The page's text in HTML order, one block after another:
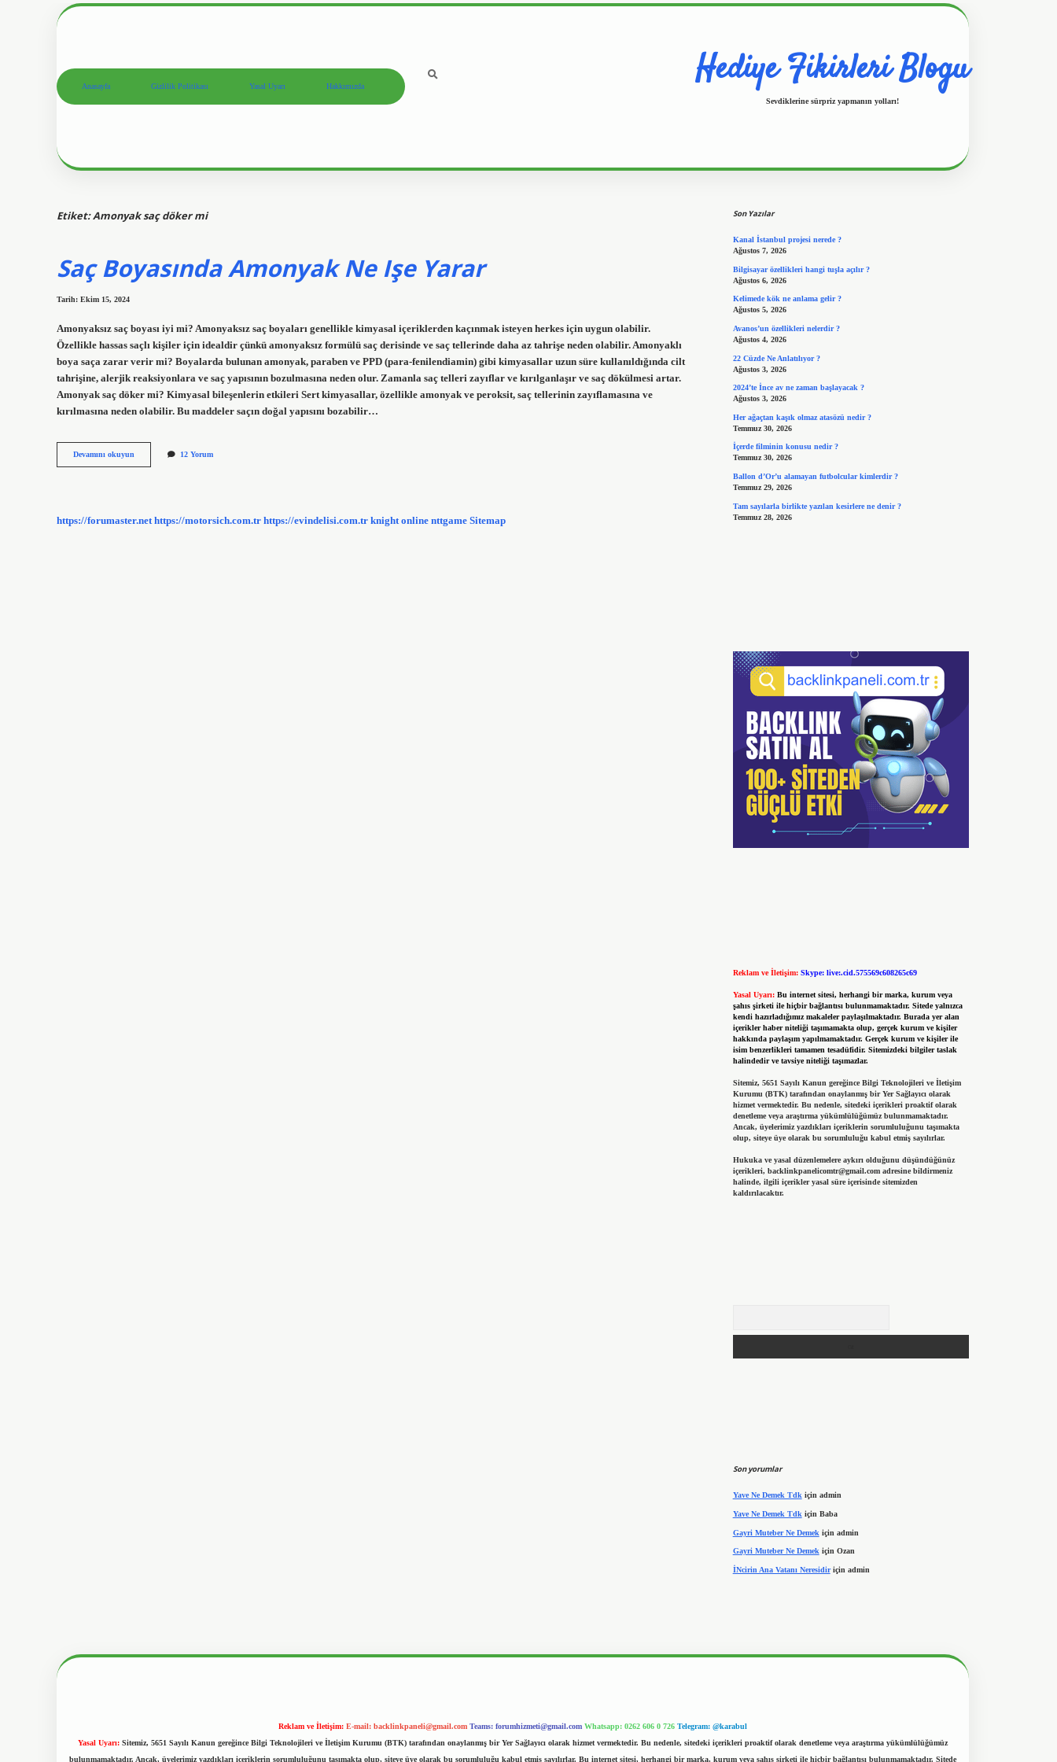
Anasayfa Gizlilik Politikası Yasal Uyarı Hakkımızda Hediye Fikirleri Blogu
Sevdiklerine sürpriz yapmanın yolları!
Etiket:Amonyak saç döker mi
Saç Boyasında Amonyak Ne Işe Yarar
Tarih: Ekim 15, 2024
Amonyaksız saç boyası iyi mi? Amonyaksız saç boyaları genellikle kimyasal içeriklerden kaçınmak isteyen herkes için uygun olabilir.
Özellikle hassas saçlı kişiler için idealdir çünkü amonyaksız formülü saç derisinde ve saç tellerinde daha az tahrişe neden olabilir. Amonyaklı
boya saça zarar verir mi? Boyalarda bulunan amonyak, paraben ve PPD (para-fenilendiamin) gibi kimyasallar uzun süre kullanıldığında cilt
tahrişine, alerjik reaksiyonlara ve saç yapısının bozulmasına neden olur. Zamanla saç telleri zayıflar ve kırılganlaşır ve saç dökülmesi artar.
Amonyak saç döker mi? Kimyasal bileşenlerin etkileri Sert kimyasallar, özellikle amonyak ve peroksit, saç tellerinin zayıflamasına ve
kırılmasına neden olabilir. Bu maddeler saçın doğal yapısını bozabilir…
Devamını okuyun
Boyasında
12 Yorum
https://forumaster.net https://motorsich.com.tr https://evindelisi.com.tr knight online nttgame Sitemap
Son Yazılar
Kanal İstanbul projesi nerede ?
Ağustos 7, 2026
Bilgisayar özellikleri hangi tuşla açılır ?
Ağustos 6, 2026
Kelimede kök ne anlama gelir ?
Ağustos 5, 2026
Avanos’un özellikleri nelerdir ?
Ağustos 4, 2026
22 Cüzde Ne Anlatılıyor ?
Ağustos 3, 2026
2024’te İnce av ne zaman başlayacak ?
Ağustos 3, 2026
Her ağaçtan kaşık olmaz atasözü nedir ?
Temmuz 30, 2026
İçerde filminin konusu nedir ?
Temmuz 30, 2026
Ballon d’Or’u alamayan futbolcular kimlerdir ?
Temmuz 29, 2026
Tam sayılarla birlikte yazılan kesirlere ne denir ?
Temmuz 28, 2026
Reklam ve İletişim: Skype: live:.cid.575569c608265c69
Yasal Uyarı: Bu internet sitesi, herhangi bir marka, kurum veya
şahıs şirketi ile hiçbir bağlantısı bulunmamaktadır. Sitede yalnızca
kendi hazırladığımız makaleler paylaşılmaktadır. Burada yer alan
içerikler haber niteliği taşımamakta olup, gerçek kurum ve kişiler
hakkında paylaşım yapılmamaktadır. Gerçek kurum ve kişiler ile
isim benzerlikleri tamamen tesadüfidir. Sitemizdeki bilgiler taslak
halindedir ve tavsiye niteliği taşımazlar.
Sitemiz, 5651 Sayılı Kanun gereğince Bilgi Teknolojileri ve İletişim
Kurumu (BTK) tarafından onaylanmış bir Yer Sağlayıcı olarak
hizmet vermektedir. Bu nedenle, sitedeki içerikleri proaktif olarak
denetleme veya araştırma yükümlülüğümüz bulunmamaktadır.
Ancak, üyelerimiz yazdıkları içeriklerin sorumluluğunu taşımakta
olup, siteye üye olarak bu sorumluluğu kabul etmiş sayılırlar.
Hukuka ve yasal düzenlemelere aykırı olduğunu düşündüğünüz
içerikleri, backlinkpanelicomtr@gmail.comadresine bildirmeniz
halinde, ilgili içerikler yasal süre içerisinde sitemizden
kaldırılacaktır.
Son yorumlar
Yave Ne Demek Tdkiçin admin
Yave Ne Demek Tdk için Baba
Gayri Muteber Ne Demek için admin
Gayri Muteber Ne Demek için Ozan
İNcirin Ana Vatanı Neresidiriçin admin
Reklam ve İletişim: E-mail: backlinkpaneli@gmail.com Teams: forumhizmeti@gmail.com Whatsapp: 0262 606 0 726 Telegram: @karabul
Yasal Uyarı: Sitemiz, 5651 Sayılı Kanun gereğince Bilgi Teknolojileri ve İletişim Kurumu (BTK) tarafından onaylanmış bir Yer Sağlayıcı olarak hizmet vermektedir. Bu nedenle, sitedeki içerikleri proaktif olarak denetleme veya araştırma yükümlülüğümüz
bulunmamaktadır. Ancak, üyelerimiz yazdıkları içeriklerin sorumluluğunu taşımakta olup, siteye üye olarak bu sorumluluğu kabul etmiş sayılırlar. Bu internet sitesi, herhangi bir marka, kurum veya şahıs şirketi ile hiçbir bağlantısı bulunmamaktadır. Sitede